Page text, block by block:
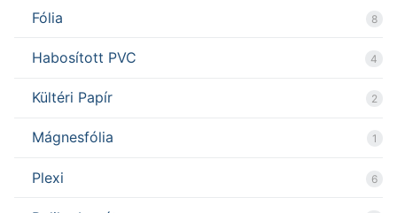
Fólia 8
Habosított PVC 4
Kültéri Papír 2
Mágnesfólia 1
Plexi 6